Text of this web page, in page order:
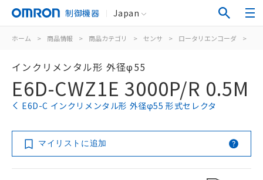
制御機器 Japan
ホーム > 商品情報 > 商品カテゴリ > センサ > ロータリエンコーダ >
インクリメンタル形 外径φ55
E6D-CWZ1E 3000P/R 0.5M
E6D-C インクリメンタル形 外径φ55 形式セレクタ
マイリストに追加